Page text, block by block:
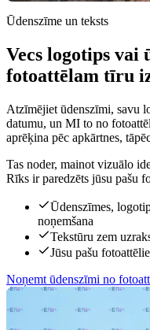
Klikšķini, lai atklātu
Ūdenszīme un teksts
Vecs logotips vai
fotoattēlam tīru
Atzīmējiet ūdenszīmi, savu
datumu, un MI to no
aprēķina pēc apkārtnes,
Tas noder, mainot vizuālo
Rīks ir paredzēts jūsu pašu
Ūdenszīmes,
noņemšana
Tekstūru zem
Jūsu pašu
Noņemt ūdenszīmi no